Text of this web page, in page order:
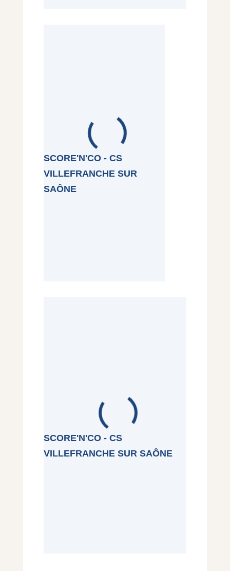
SCORE'N'CO - CS
VILLEFRANCHE SUR
SAÔNE
SCORE'N'CO - CS
VILLEFRANCHE SUR SAÔNE